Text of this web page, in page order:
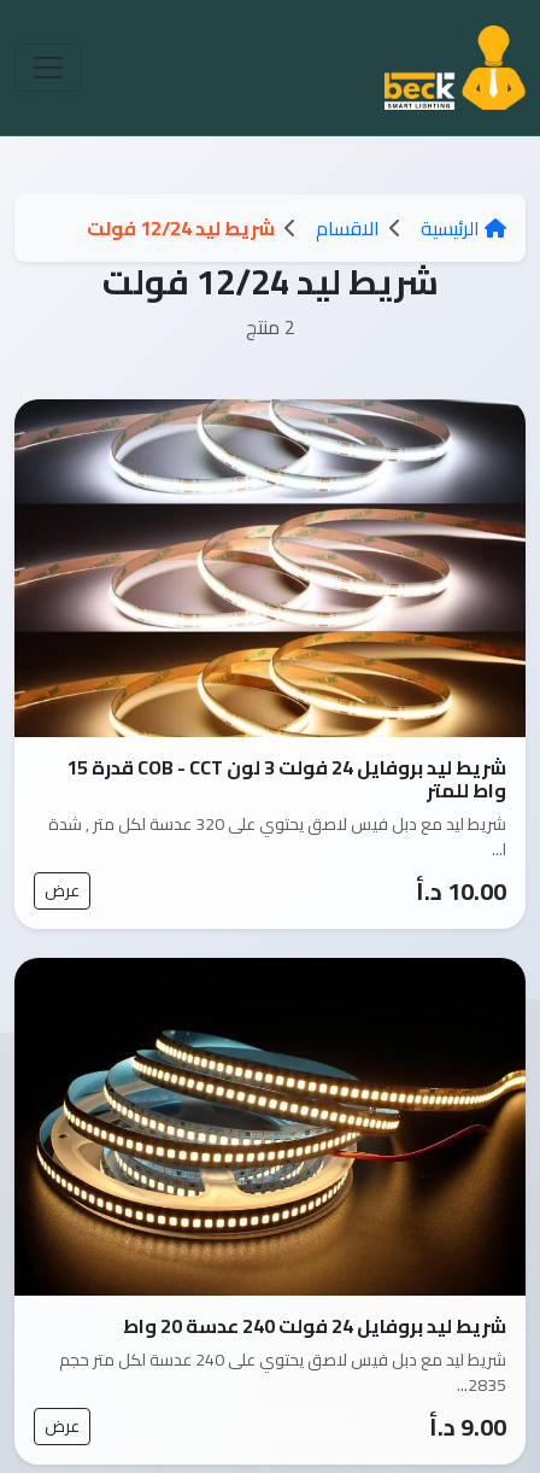
الرئيسية الاقسام شريط ليد 12/24 فولت
شريط ليد 12/24 فولت
2 منتج
شريط ليد بروفايل 24 فولت 3 لون COB - CCT قدرة 15
واط للمتر
شريط ليد مع دبل فيس لاصق يحتوي على 320 عدسة لكل متر , شدة
ا...
10.00 د.أ عرض
شريط ليد بروفايل 24 فولت 240 عدسة 20 واط
شريط ليد مع دبل فيس لاصق يحتوي على 240 عدسة لكل متر حجم
2835...
9.00 د.أ عرض